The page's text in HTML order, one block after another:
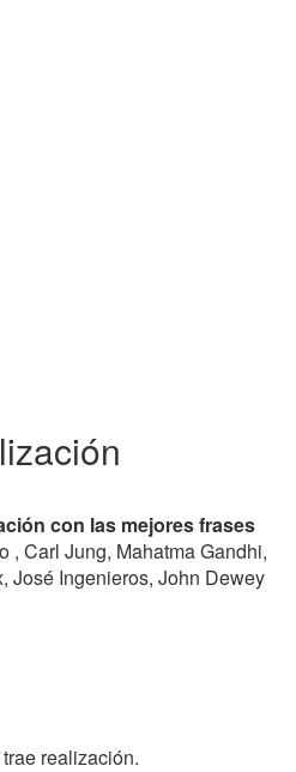
con las mejores frases
, Carl Jung, Mahatma Gandhi,
José Ingenieros, John Dewey
realización.